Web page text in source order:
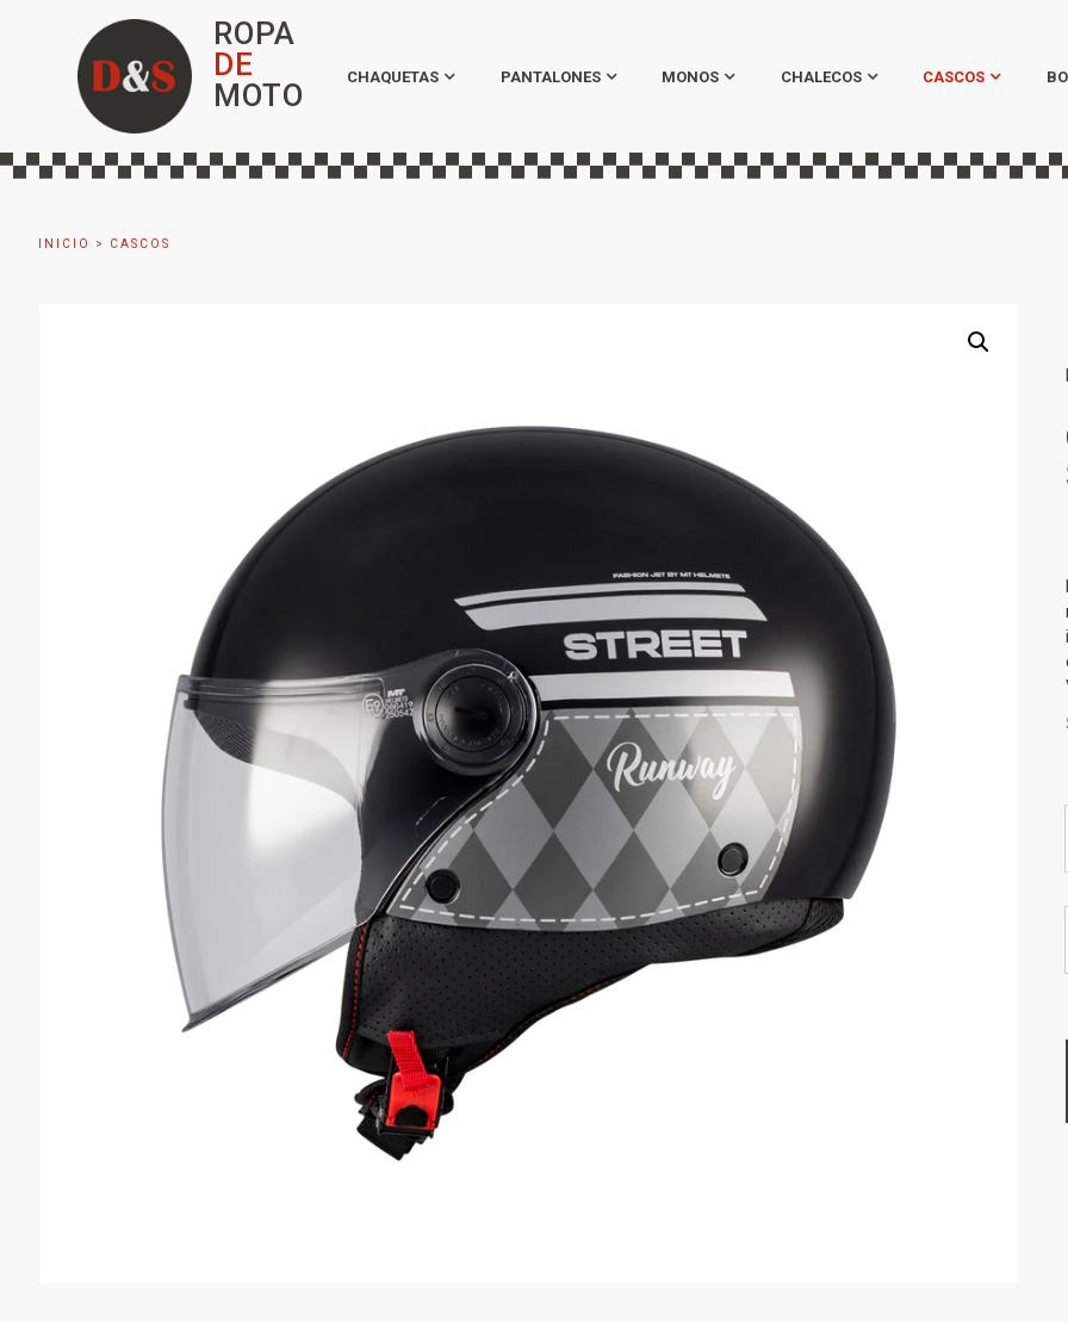
ROPA
DE
MOTO
CHAQUETAS PANTALONES MONOS CHALECOS CASCOS
INICIO > CASCOS